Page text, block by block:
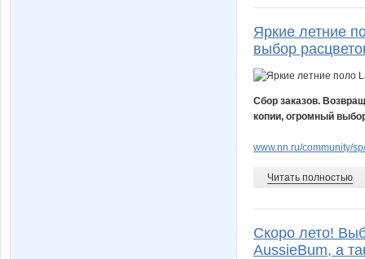
Яркие летние
выбор
Сбор заказов.
копии, огромный
www.nn.ru/community/
Читать полностью
Скоро лето!
AussieBum, а